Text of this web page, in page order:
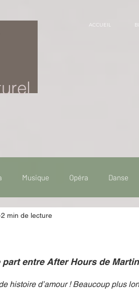
ACCUEIL
Musique Opéra Danse
Fooding - Restaurant
Festival Coup de coeur
2 min de lecture
entre After Hours de
histoire d’amour ! Beaucoup plus